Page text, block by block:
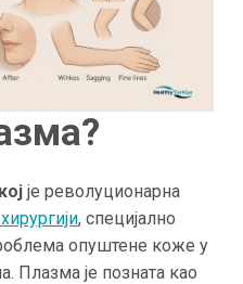
је револуционарна
, специјално
опуштене коже у
Плазма је позната као